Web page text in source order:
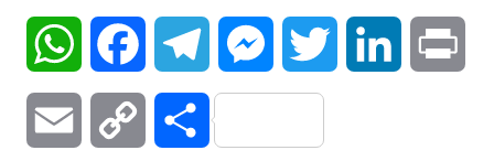
WhatsAppFacebookTelegramMessengerTwitter LinkedIn
Email Copy Compartilhar